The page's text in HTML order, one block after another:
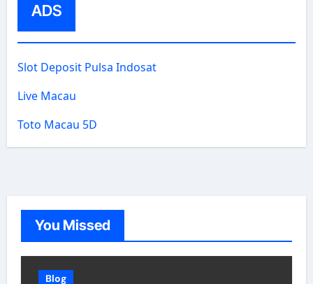
ADS
Slot Deposit Pulsa Indosat
Live Macau
Toto Macau 5D
You Missed
Blog